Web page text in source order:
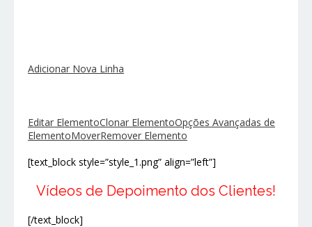
Adicionar Nova Linha
Editar ElementoClonar ElementoOpções Avançadas de
ElementoMoverRemover Elemento
[text_block style=”style_1.png” align=”left”]
Vídeos de Depoimento dos Clientes!
[/text_block]